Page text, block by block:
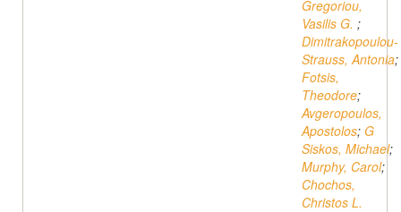
Gregoriou,
Vasilis G. ;
Dimitrakopoulou-
Strauss, Antonia;
Fotsis,
Theodore;
Avgeropoulos,
Apostolos; G
Siskos, Michael;
Murphy, Carol;
Chochos,
Christos L.